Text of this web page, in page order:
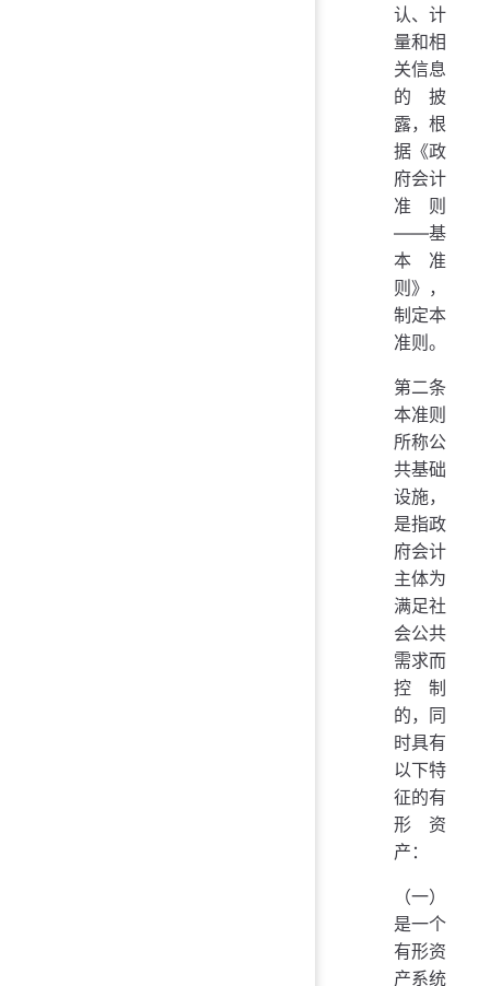
认、计
量和相
关信息
的披
露，根
据《政
府会计
准则
——基
本准
则》，
制定本
准则。
第二条
本准则
所称公
共基础
设施，
是指政
府会计
主体为
满足社
会公共
需求而
控制
的，同
时具有
以下特
征的有
形资
产：
（一）
是一个
有形资
产系统